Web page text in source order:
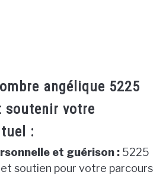
angélique 5225
soutenir votre
:
et guérison : 5225
soutien pour votre parcours